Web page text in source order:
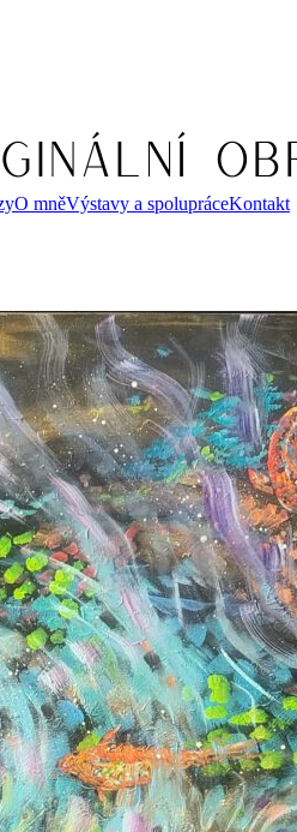
O mněVýstavy a spolupráceKontakt